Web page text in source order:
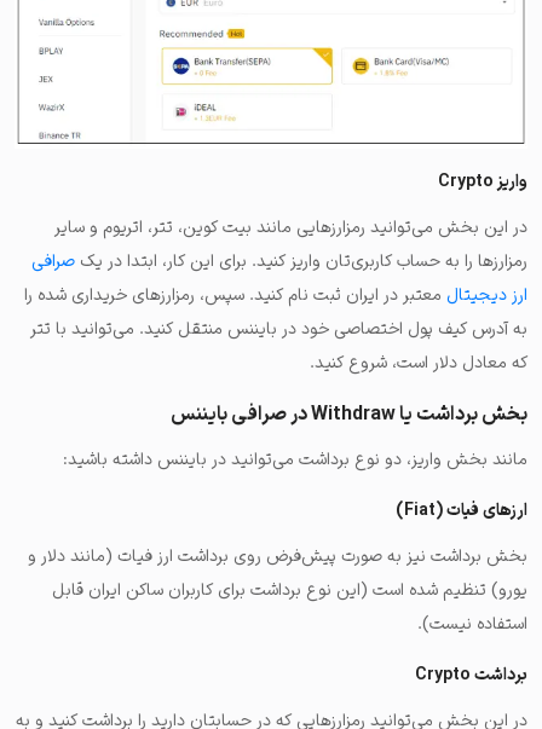
واریز Crypto
در این بخش می‌توانید رمزارزهایی مانند بیت کوین، تتر، اتریوم و سایر
رمزارزها را به حساب کاربری‌تان واریز کنید. برای این کار، ابتدا در یک صرافی
ارز دیجیتال معتبر در ایران ثبت نام کنید. سپس، رمزارزهای خریداری شده را
به آدرس کیف پول اختصاصی خود در بایننس منتقل کنید. می‌توانید با تتر
که معادل دلار است، شروع کنید.
بخش برداشت یا Withdraw در صرافی بایننس
مانند بخش واریز، دو نوع برداشت می‌توانید در بایننس داشته باشید:
ارزهای فیات (Fiat)
بخش برداشت نیز به صورت پیش‌فرض روی برداشت ارز فیات (مانند دلار و
یورو) تنظیم شده است (این نوع برداشت برای کاربران ساکن ایران قابل
استفاده نیست).
برداشت Crypto
در این بخش می‌توانید رمزارزهایی که در حسابتان دارید را برداشت کنید و به